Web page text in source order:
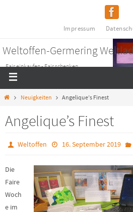
Impressum
Weltoffen-Germering
Fair einkaufen - Fair schenken
Neuigkeiten Angelique’s Finest
Angelique’s Finest
Weltoffen 16. September 2019
Die
Faire
Woch
e im